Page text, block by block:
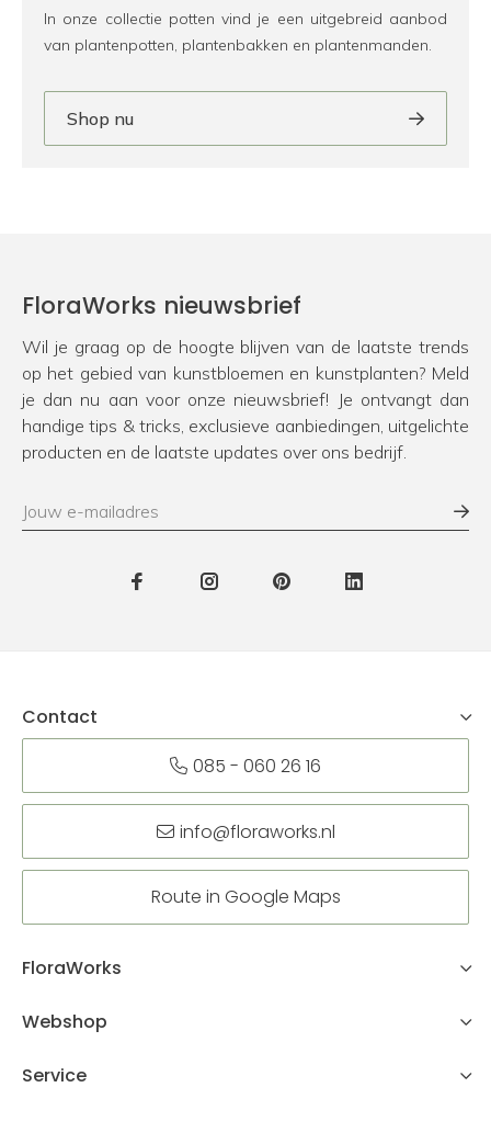
In onze collectie potten vind je een uitgebreid aanbod
van plantenpotten, plantenbakken en plantenmanden.
Shop nu
FloraWorks nieuwsbrief
Wil je graag op de hoogte blijven van de laatste trends
op het gebied van kunstbloemen en kunstplanten? Meld
je dan nu aan voor onze nieuwsbrief! Je ontvangt dan
handige tips & tricks, exclusieve aanbiedingen, uitgelichte
producten en de laatste updates over ons bedrijf.
Contact
085 - 060 26 16
info@floraworks.nl
Route in Google Maps
FloraWorks
Webshop
Service